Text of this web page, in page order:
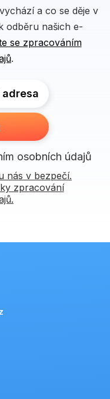
a co se děje v
odběru našich e-
se zpracováním
.
osobních údajů
nás v bezpečí.
zpracování